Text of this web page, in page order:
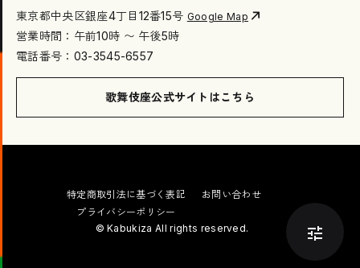
東京都中央区銀座4丁目12番15号 Google Map
営業時間：午前10時 〜 午後5時
電話番号：03-3545-6557
歌舞伎座公式サイトはこちら
特定商取引法に基づく表記
プライバシーポリシー
お問い合わせ
© Kabukiza All rights reserved.